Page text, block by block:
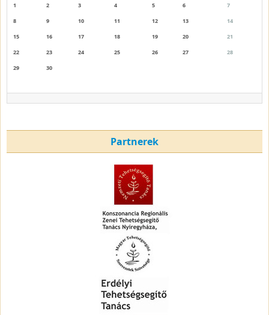
1 2 3 4 5 6
7
8
9 10 11 12 13
14
15
16 17 18 19 20
21
22
23 24 25 26 27
28
29
30
Partnerek